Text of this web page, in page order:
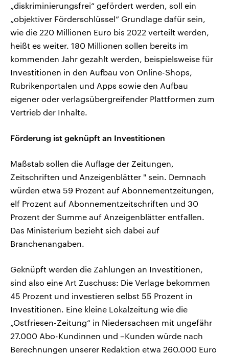
„diskriminierungsfrei“ gefördert werden, soll ein
„objektiver Förderschlüssel“ Grundlage dafür sein,
wie die 220 Millionen Euro bis 2022 verteilt werden,
heißt es weiter. 180 Millionen sollen bereits im
kommenden Jahr gezahlt werden, beispielsweise für
Investitionen in den Aufbau von Online-Shops,
Rubrikenportalen und Apps sowie den Aufbau
eigener oder verlagsübergreifender Plattformen zum
Vertrieb der Inhalte.
Förderung ist geknüpft an Investitionen
Maßstab sollen die Auflage der Zeitungen,
Zeitschriften und Anzeigenblätter " sein. Demnach
würden etwa 59 Prozent auf Abonnementzeitungen,
elf Prozent auf Abonnementzeitschriften und 30
Prozent der Summe auf Anzeigenblätter entfallen.
Das Ministerium bezieht sich dabei auf
Branchenangaben.
Geknüpft werden die Zahlungen an Investitionen,
sind also eine Art Zuschuss: Die Verlage bekommen
45 Prozent und investieren selbst 55 Prozent in
Investitionen. Eine kleine Lokalzeitung wie die
„Ostfriesen-Zeitung“ in Niedersachsen mit ungefähr
27.000 Abo-Kundinnen und –Kunden würde nach
Berechnungen unserer Redaktion etwa 260.000 Euro